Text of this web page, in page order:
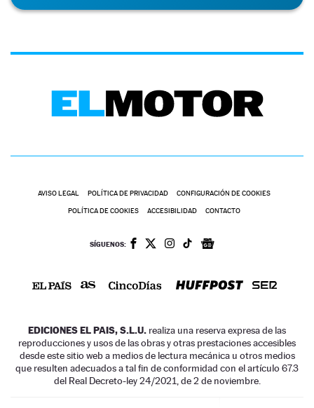
AVISO LEGAL POLÍTICA DE PRIVACIDAD CONFIGURACIÓN DE COOKIES
POLÍTICA DE COOKIES ACCESIBILIDAD CONTACTO
SÍGUENOS:
EDICIONES EL PAIS, S.L.U. realiza una reserva expresa de las
reproducciones y usos de las obras y otras prestaciones accesibles
desde este sitio web a medios de lectura mecánica u otros medios
que resulten adecuados a tal fin de conformidad con el artículo 67.3
del Real Decreto-ley 24/2021, de 2 de noviembre.